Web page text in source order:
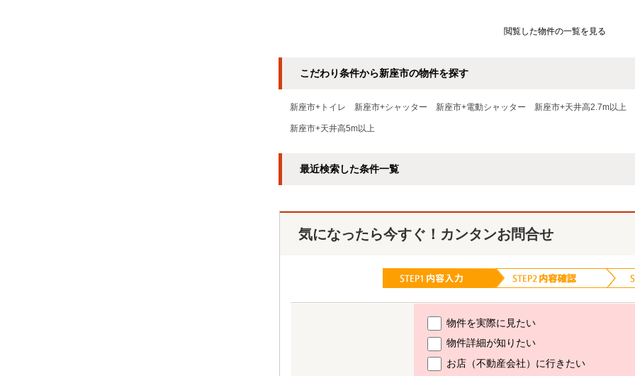
閲覧した物件の一覧を見る
こだわり条件から新座市の物件を探す
新座市+トイレ 新座市+シャッター 新座市+電動シャッター 新座市+天井高2.7m以上
新座市+天井高5m以上
最近検索した条件一覧
気になったら今すぐ！カンタンお問合せ
物件を実際に見たい
物件詳細が知りたい
お店（不動産会社）に行きたい